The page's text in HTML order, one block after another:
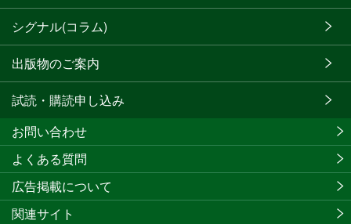
シグナル(コラム)
出版物のご案内
試読・購読申し込み
お問い合わせ
よくある質問
広告掲載について
関連サイト